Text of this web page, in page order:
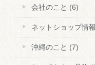
会社のこと (6)
ネットショップ情報
沖縄のこと (7)